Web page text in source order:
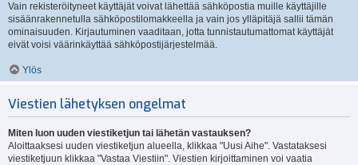
Vain rekisteröityneet käyttäjät voivat lähettää sähköpostia muille käyttäjille
sisäänrakennetulla sähköpostilomakkeella ja vain jos ylläpitäjä sallii tämän
ominaisuuden. Kirjautuminen vaaditaan, jotta tunnistautumattomat käyttäjät
eivät voisi väärinkäyttää sähköpostijärjestelmää.
Ylös
Viestien lähetyksen ongelmat
Miten luon uuden viestiketjun tai lähetän vastauksen?
Aloittaaksesi uuden viestiketjun alueella, klikkaa "Uusi Aihe". Vastataksesi
viestiketjuun klikkaa "Vastaa Viestiin". Viestien kirjoittaminen voi vaatia